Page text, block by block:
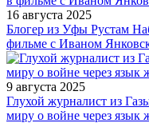
16 августа 2025
Блогер из Уфы Рустам
фильме с Иваном
9 августа 2025
Глухой журналист из
миру о войне через язык